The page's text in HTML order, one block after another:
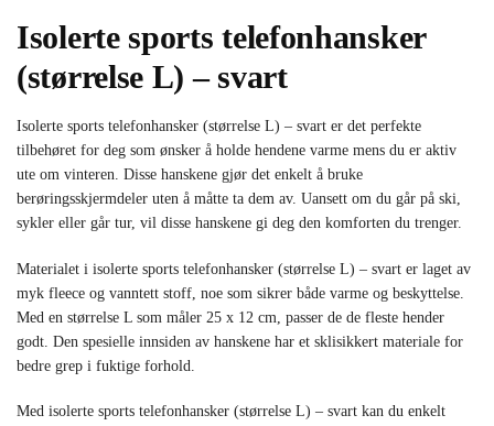
Isolerte sports telefonhansker
(størrelse L) – svart
Isolerte sports telefonhansker (størrelse L) – svart er det perfekte
tilbehøret for deg som ønsker å holde hendene varme mens du er aktiv
ute om vinteren. Disse hanskene gjør det enkelt å bruke
berøringsskjermdeler uten å måtte ta dem av. Uansett om du går på ski,
sykler eller går tur, vil disse hanskene gi deg den komforten du trenger.
Materialet i isolerte sports telefonhansker (størrelse L) – svart er laget av
myk fleece og vanntett stoff, noe som sikrer både varme og beskyttelse.
Med en størrelse L som måler 25 x 12 cm, passer de de fleste hender
godt. Den spesielle innsiden av hanskene har et sklisikkert materiale for
bedre grep i fuktige forhold.
Med isolerte sports telefonhansker (størrelse L) – svart kan du enkelt